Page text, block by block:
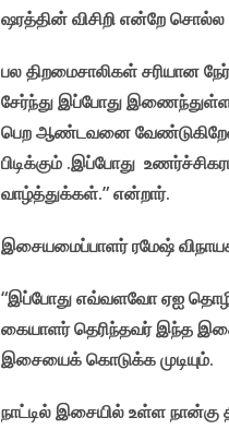
ஷரத்தின் விசிறி என்றே
பல திறமைசாலிகள் சரியான
சேர்ந்து இப்போது
பெற ஆண்டவனை
பிடிக்கும் .இப்போது
வாழ்த்துக்கள்.” என்றார்.
இசையமைப்பாளர் ரமேஷ்
“இப்போது எவ்வளவோ ஏஐ
கையாளர் தெரிந்தவர் இந்த
இசையைக் கொடுக்க முடியும்.
நாட்டில் இசையில் உள்ள